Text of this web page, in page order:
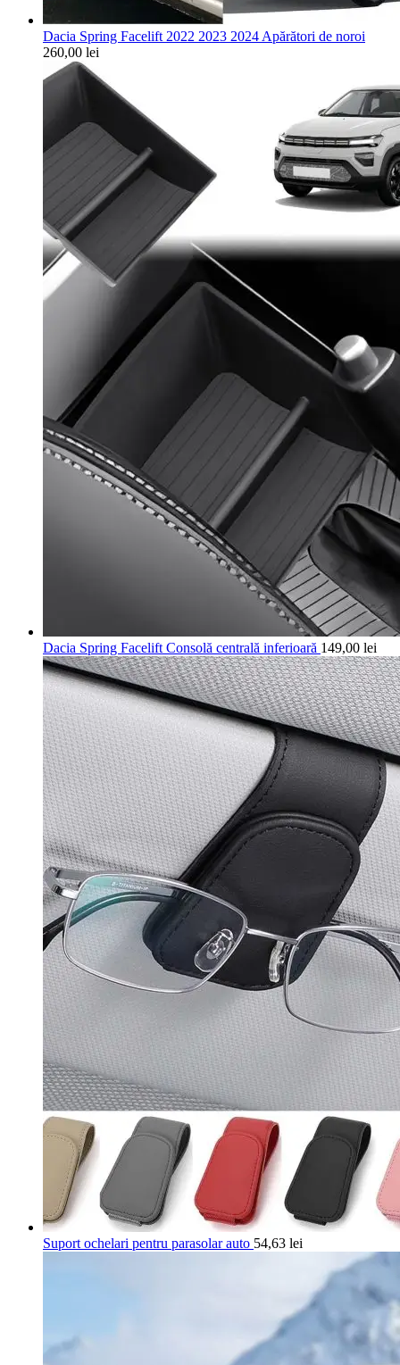
Dacia Spring Facelift 2022 2023 2024 Apărători de noroi
260,00 lei
Dacia Spring Facelift Consolă centrală inferioară 149,00 lei
Suport ochelari pentru parasolar auto 54,63 lei